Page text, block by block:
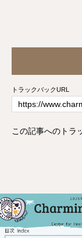
トラックバックURL
この記事へのトラ